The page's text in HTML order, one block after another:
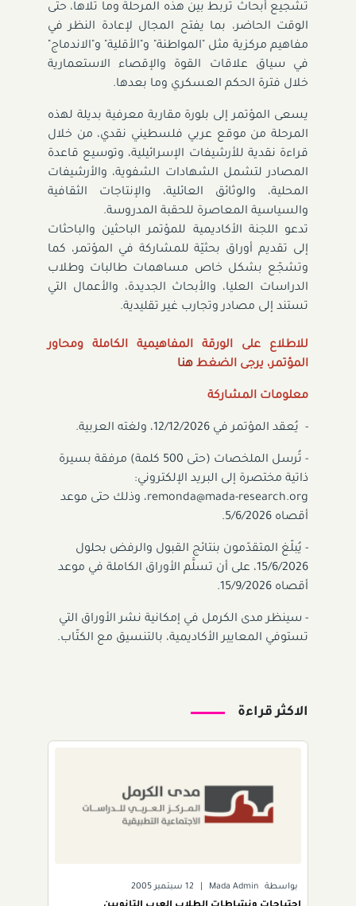
تشجيع أبحاث تربط بين هذه المرحلة وما تلاها، حتى
الوقت الحاضر، بما يفتح المجال لإعادة النظر في
مفاهيم مركزية مثل "المواطنة" و"الأقلية" و"الاندماج"
في سياق علاقات القوة والإقصاء الاستعمارية
خلال فترة الحكم العسكري وما بعدها.
يسعى المؤتمر إلى بلورة مقاربة معرفية بديلة لهذه
المرحلة من موقع عربي فلسطيني نقدي، من خلال
قراءة نقدية للأرشيفات الإسرائيلية، وتوسيع قاعدة
المصادر لتشمل الشهادات الشفوية، والأرشيفات
المحلية، والوثائق العائلية، والإنتاجات الثقافية
والسياسية المعاصرة للحقبة المدروسة.
تدعو اللجنة الأكاديمية للمؤتمر الباحثين والباحثات
إلى تقديم أوراق بحثيّة للمشاركة في المؤتمر، كما
وتشجّع بشكل خاص مساهمات طالبات وطلاب
الدراسات العليا، والأبحاث الجديدة، والأعمال التي
تستند إلى مصادر وتجارب غير تقليدية.
للاطلاع على الورقة المفاهيمية الكاملة ومحاور
المؤتمر، يرجى الضغط هنا
معلومات المشاركة
- يُعقد المؤتمر في 12/12/2026، ولغته العربية.
- تُرسل الملخصات (حتى 500 كلمة) مرفقة بسيرة
ذاتية مختصرة إلى البريد الإلكتروني:
remonda@mada-research.org، وذلك حتى موعد
أقصاه 5/6/2026.
- يُبلّغ المتقدّمون بنتائج القبول والرفض بحلول
15/6/2026، على أن تسلَّم الأوراق الكاملة في موعد
أقصاه 15/9/2026.
- سينظر مدى الكرمل في إمكانية نشر الأوراق التي
تستوفي المعايير الأكاديمية، بالتنسيق مع الكتّاب.
الاكثر قراءة
بواسطة Mada Admin 12 سبتمبر 2005